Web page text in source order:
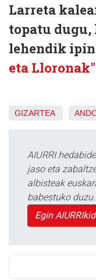
Larreta
topatu dugu,
lehendik
eta Lloronak"
GIZARTEA
AIURRI
jaso eta
albisteak
babestuko duzu.
Egin